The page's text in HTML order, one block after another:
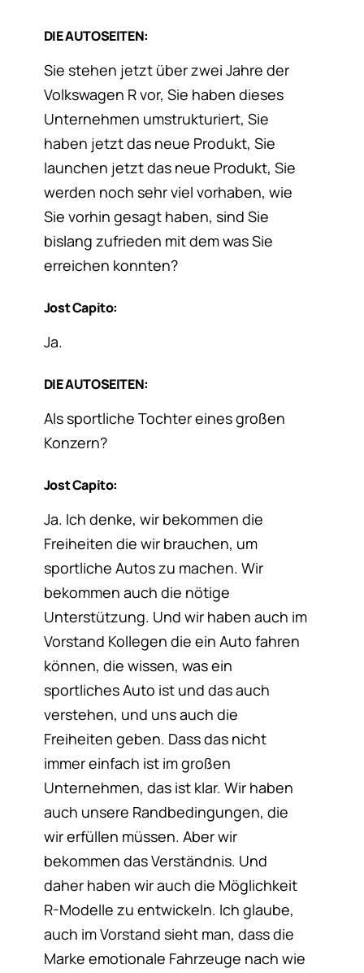
DIE AUTOSEITEN:
Sie stehen jetzt über zwei Jahre der
Volkswagen R vor, Sie haben dieses
Unternehmen umstrukturiert, Sie
haben jetzt das neue Produkt, Sie
launchen jetzt das neue Produkt, Sie
werden noch sehr viel vorhaben, wie
Sie vorhin gesagt haben, sind Sie
bislang zufrieden mit dem was Sie
erreichen konnten?
Jost Capito:
Ja.
DIE AUTOSEITEN:
Als sportliche Tochter eines großen
Konzern?
Jost Capito:
Ja. Ich denke, wir bekommen die
Freiheiten die wir brauchen, um
sportliche Autos zu machen. Wir
bekommen auch die nötige
Unterstützung. Und wir haben auch im
Vorstand Kollegen die ein Auto fahren
können, die wissen, was ein
sportliches Auto ist und das auch
verstehen, und uns auch die
Freiheiten geben. Dass das nicht
immer einfach ist im großen
Unternehmen, das ist klar. Wir haben
auch unsere Randbedingungen, die
wir erfüllen müssen. Aber wir
bekommen das Verständnis. Und
daher haben wir auch die Möglichkeit
R-Modelle zu entwickeln. Ich glaube,
auch im Vorstand sieht man, dass die
Marke emotionale Fahrzeuge nach wie